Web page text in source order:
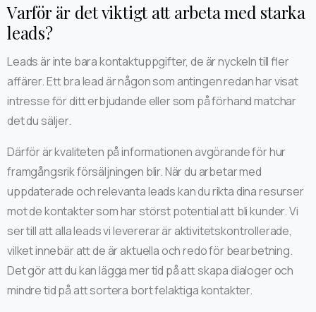
Varför är det viktigt att arbeta med starka
leads?
Leads är inte bara kontaktuppgifter, de är nyckeln till fler
affärer. Ett bra lead är någon som antingen redan har visat
intresse för ditt erbjudande eller som på förhand matchar
det du säljer.
Därför är kvaliteten på informationen avgörande för hur
framgångsrik försäljningen blir. När du arbetar med
uppdaterade och relevanta leads kan du rikta dina resurser
mot de kontakter som har störst potential att bli kunder. Vi
ser till att alla leads vi levererar är aktivitetskontrollerade,
vilket innebär att de är aktuella och redo för bearbetning.
Det gör att du kan lägga mer tid på att skapa dialoger och
mindre tid på att sortera bort felaktiga kontakter.